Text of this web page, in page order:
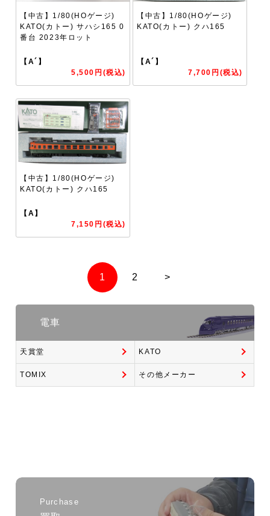
【中古】1/80(HOゲージ)
KATO(カトー) サハシ165 0
番台 2023年ロット
【A´】
5,500円(税込)
【中古】1/80(HOゲージ)
KATO(カトー) クハ165
【A´】
7,700円(税込)
【中古】1/80(HOゲージ)
KATO(カトー) クハ165
【A】
7,150円(税込)
1 2 >
電車
天賞堂 KATO
TOMIX その他メーカー
Purchase